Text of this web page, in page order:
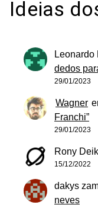
Ideias
Leonardo
dedos
29/01/2023
Wagner
Franchi”
29/01/2023
Rony
15/12/2022
dakys
neves